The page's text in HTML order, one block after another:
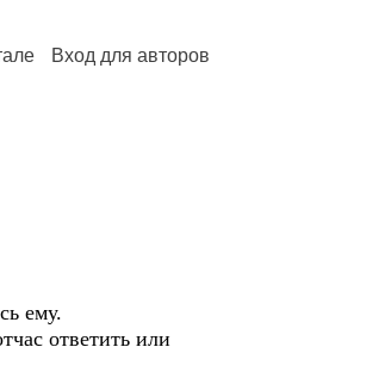
Вход для авторов
ему.
ответить или